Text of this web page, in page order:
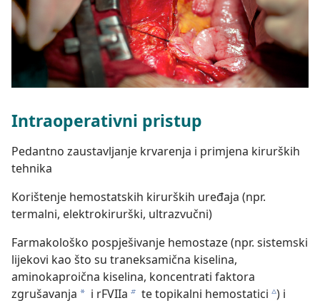
Intraoperativni pristup
Pedantno zaustavljanje krvarenja i primjena kirurških
tehnika
Korištenje hemostatskih kirurških uređaja (npr.
termalni, elektrokirurški, ultrazvučni)
Farmakološko pospješivanje hemostaze (npr. sistemski
lijekovi kao što su traneksamična kiselina,
aminokaproična kiselina, koncentrati faktora
zgrušavanja a i rFVIIa b te topikalni hemostatici c) i